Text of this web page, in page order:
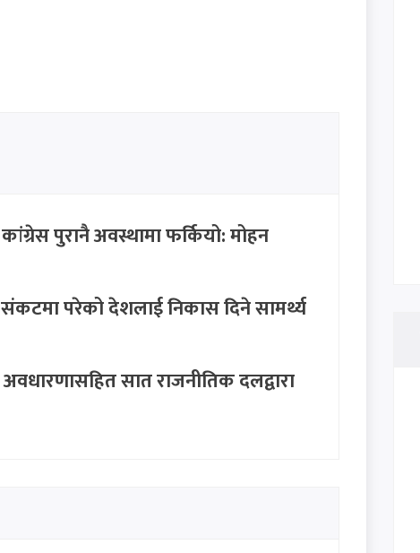
पुरानै अवस्थामा फर्कियो: मोहन
परेको देशलाई निकास दिने सामर्थ्य
सात राजनीतिक दलद्वारा
भन्ने स्टाटस पछि मनिष झाको जवाफ: